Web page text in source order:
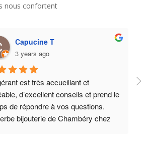
nous confortent
Capucine T
3 years ago
est très accueillant et
d’excellent conseils et prend le
de répondre à vos questions.
bijouterie de Chambéry chez